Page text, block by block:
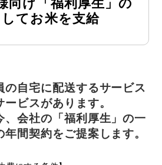
向け「福利厚生」の
てお米を支給
の自宅に配送するサービス
ビスがあります。
、会社の「福利厚生」の一
間契約をご提案します。